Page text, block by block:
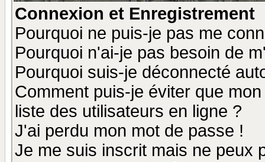
Connexion et Enregistrement
Pourquoi ne puis-je pas me
Pourquoi n'ai-je pas besoin de
Pourquoi suis-je déconnecté
Comment puis-je éviter que
liste des utilisateurs en ligne ?
J'ai perdu mon mot de passe !
Je me suis inscrit mais ne peux